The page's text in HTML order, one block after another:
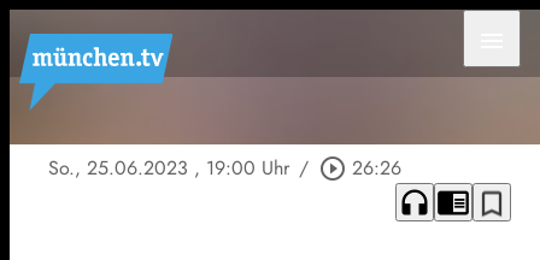
So., 25.06.2023 , 19:00 Uhr / play_circle_outline 26:26
headphones chrome_reader_mode bookmark_border